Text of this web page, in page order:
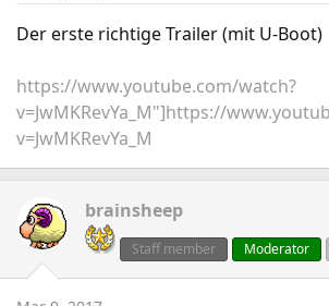
Der erste richtige Trailer (mit U-Boot)
https://www.youtube.com/watch?
v=JwMKRevYa_M"]https://
v=JwMKRevYa_M
brainsheep
Staff member Moderator